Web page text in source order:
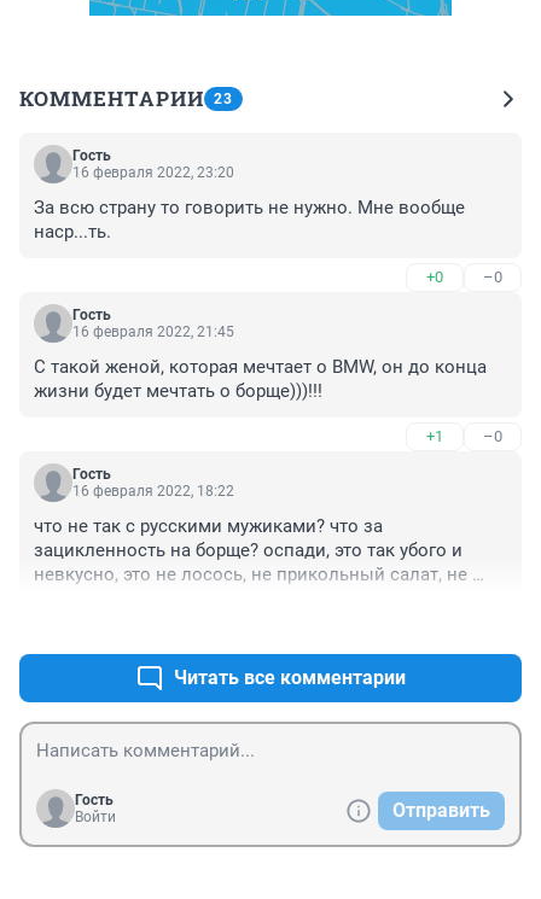
КОММЕНТАРИИ 23
Гость
16 февраля 2022, 23:20
За всю страну то говорить не нужно. Мне вообще
наср...ть.
+0 –0
Гость
16 февраля 2022, 21:45
С такой женой, которая мечтает о BMW, он до конца
жизни будет мечтать о борще)))!!!
+1 –0
Гость
16 февраля 2022, 18:22
что не так с русскими мужиками? что за
зацикленность на борще? оспади, это так убого и
невкусно, это не лосось, не прикольный салат, не
Читать все комментарии
Гость
Войти
Отправить